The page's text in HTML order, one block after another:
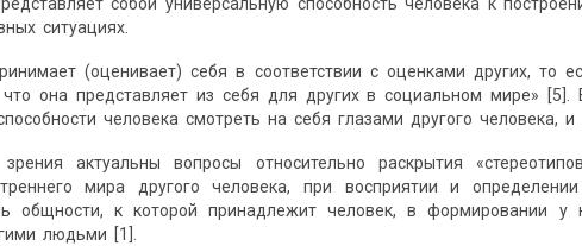
ситуациях.
(оценивает) себя в соответствии с оценками других, то
она представляет из себя для других в социальном мире»
человека смотреть на себя глазами другого человека,
актуальны вопросы относительно раскрытия
мира другого человека, при восприятии и
общности, к которой принадлежит человек, в формировании у
людьми [1].